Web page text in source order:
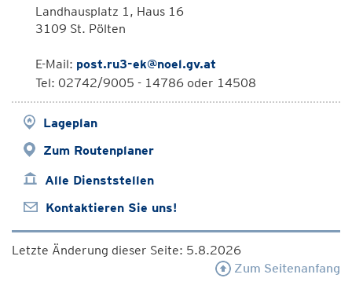
Landhausplatz 1, Haus 16
3109 St. Pölten
E-Mail: post.ru3-ek@noel.gv.at
Tel: 02742/9005 - 14786 oder 14508
Lageplan
Zum Routenplaner
Alle Dienststellen
Kontaktieren Sie uns!
Letzte Änderung dieser Seite: 5.8.2026
Zum Seitenanfang